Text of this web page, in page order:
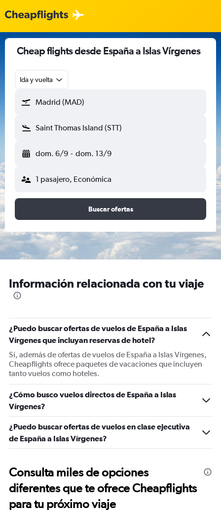
Cheap flights desde España a Islas Vírgenes
Ida y vuelta
Madrid (MAD)
Saint Thomas Island (STT)
dom. 6/9 - dom. 13/9
1 pasajero, Económica
Buscar ofertas
Información relacionada con tu viaje
¿Puedo buscar ofertas de vuelos de España a Islas
Vírgenes que incluyan reservas de hotel?
Sí, además de ofertas de vuelos de España a Islas Vírgenes,
Cheapflights ofrece paquetes de vacaciones que incluyen
tanto vuelos como hoteles.
¿Cómo busco vuelos directos de España a Islas
Vírgenes?
¿Puedo buscar ofertas de vuelos en clase ejecutiva
de España a Islas Vírgenes?
Consulta miles de opciones
diferentes que te ofrece Cheapflights
para tu próximo viaje